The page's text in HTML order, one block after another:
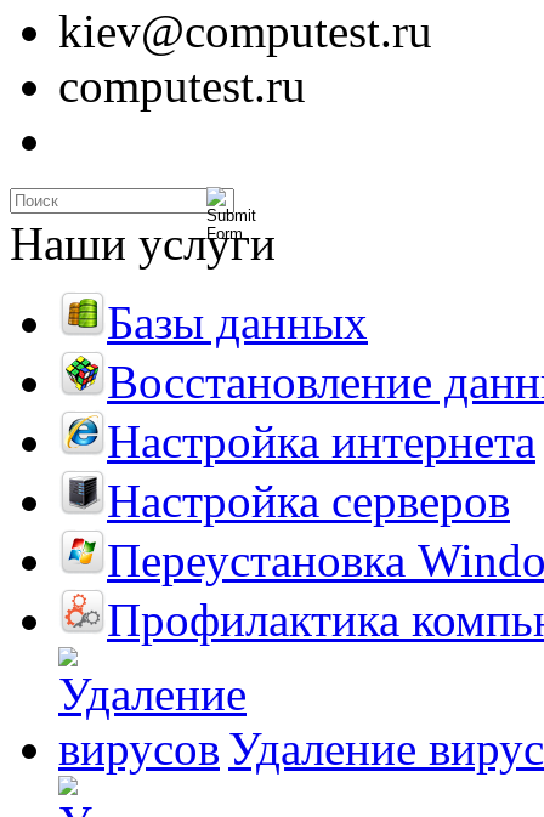
kiev@computest.ru
computest.ru
Наши услуги
Базы данных
Восстановление
Настройка интернета
Настройка серверов
Переустановка
Профилактика
Удаление